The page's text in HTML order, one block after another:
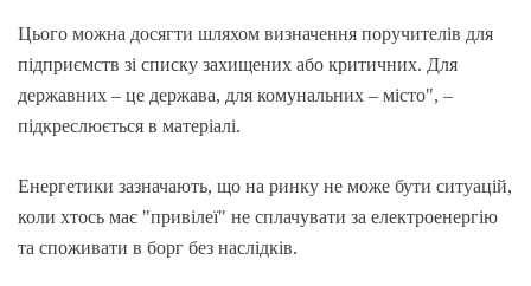
Цього можна досягти шляхом визначення поручителів для
підприємств зі списку захищених або критичних. Для
державних – це держава, для комунальних – місто", –
підкреслюється в матеріалі.
Енергетики зазначають, що на ринку не може бути ситуацій,
коли хтось має "привілеї" не сплачувати за електроенергію
та споживати в борг без наслідків.